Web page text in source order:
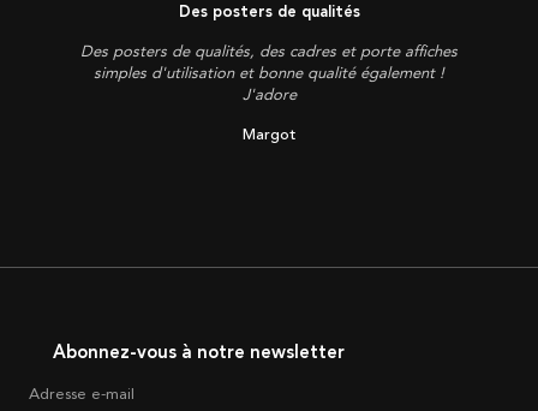
Des posters de qualités
Des posters de qualités, des cadres et porte affiches
simples d'utilisation et bonne qualité également !
J'adore
Margot
Abonnez-vous à notre newsletter
Adresse e-mail